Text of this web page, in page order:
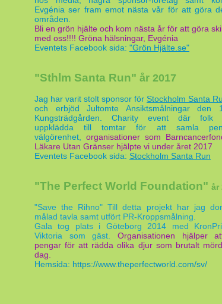
Evgénia ser fram emot nästa vår för att göra
områden.
Bli en grön hjälte och kom nästa år för att göra
med oss!!!! Gröna hälsningar, Evgénia
Eventets Facebook sida: "Grön Hjälte.se"
"Sthlm Santa Run" år 2017
Jag har varit stolt sponsor för Stockholm Santa
och erbjöd Jultomte Ansiktsmålningar den
Kungsträdgården. Charity event där folk
uppklädda till tomtar för att samla
välgörenhet, organisationer som
Läkare Utan Gränser hjälpte vi under året 2017
Eventets Facebook sida: Stockholm Santa Run
"The Perfect World Foundation" år
"Save the Rihno" Till detta projekt har jag
målad tavla samt utfört PR-Kroppsmålning.
Gala tog plats i Göteborg 2014 med
Viktoria som gäst. Organisationen hjälper
pengar för att rädda olika djur som brutalt
dag.
Hemsida: https://www.theperfectworld.com/sv/